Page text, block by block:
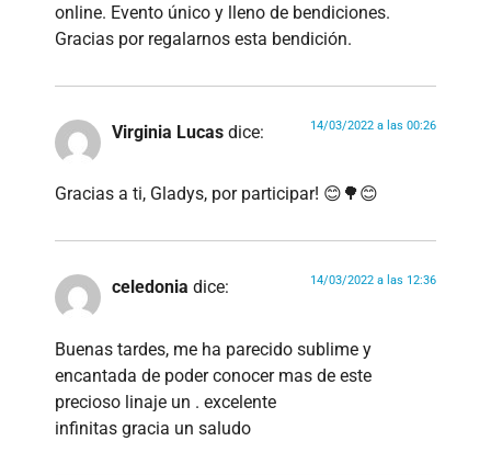
online. Evento único y lleno de bendiciones.
Gracias por regalarnos esta bendición.
Virginia Lucas dice: 14/03/2022 a las 00:26
Gracias a ti, Gladys, por participar! 😊🌳😊
celedonia dice: 14/03/2022 a las 12:36
Buenas tardes, me ha parecido sublime y
encantada de poder conocer mas de este
precioso linaje un . excelente
infinitas gracia un saludo